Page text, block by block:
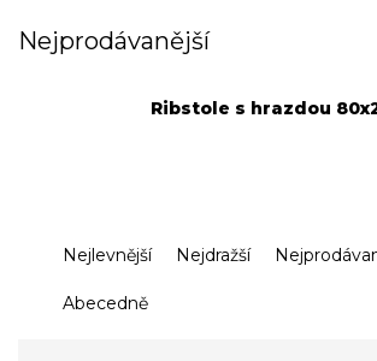
Nejprodávanější
Ribstole s hrazdou
ŘNejlevnější Nejdražší
Abecedně